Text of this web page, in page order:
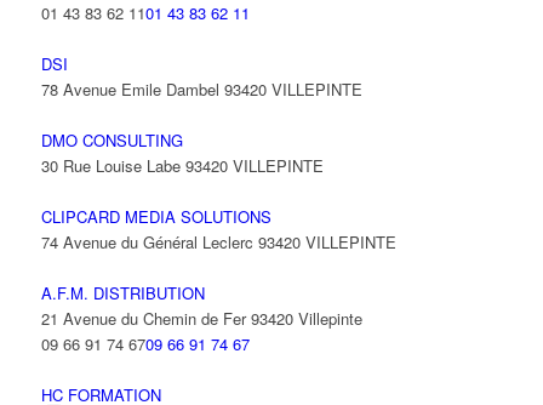
01 43 83 62 1101 43 83 62 11
DSI
78 Avenue Emile Dambel 93420 VILLEPINTE
DMO CONSULTING
30 Rue Louise Labe 93420 VILLEPINTE
CLIPCARD MEDIA SOLUTIONS
74 Avenue du Général Leclerc 93420 VILLEPINTE
A.F.M. DISTRIBUTION
21 Avenue du Chemin de Fer 93420 Villepinte
09 66 91 74 6709 66 91 74 67
HC FORMATION